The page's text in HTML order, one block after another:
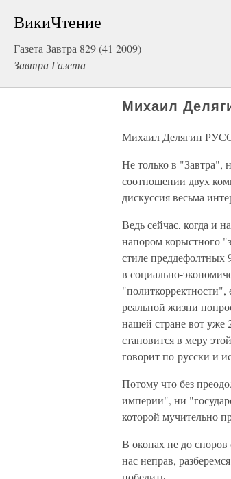
ВикиЧтение
Газета Завтра 829 (41 2009)
Завтра Газета
Михаил
Михаил Делягин
Не только в "Завтра",
соотношении двух
дискуссия весьма
Ведь сейчас, когда и
напором корыстного
стиле преддефолтных
в социально-
реальной жизни
нашей стране вот уже
становится в меру
говорит по-русски и
Потому что без
империи", ни
которой мучительно
В окопах не до
нас неправ,